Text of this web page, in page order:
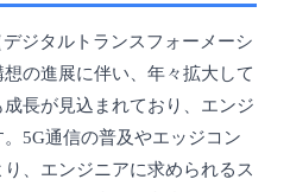
ジタルトランスフォーメーシ
の進展に伴い、年々拡大して
長が見込まれており、エンジ
5G通信の普及やエッジコン
、エンジニアに求められるス